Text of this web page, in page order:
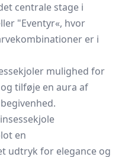
centrale stage i
"Eventyr«, hvor
er i
mulighed for
tilføje en aura af
en
udtryk for elegance og